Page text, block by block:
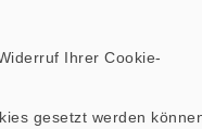
Ihrer Cookie-
gesetzt werden